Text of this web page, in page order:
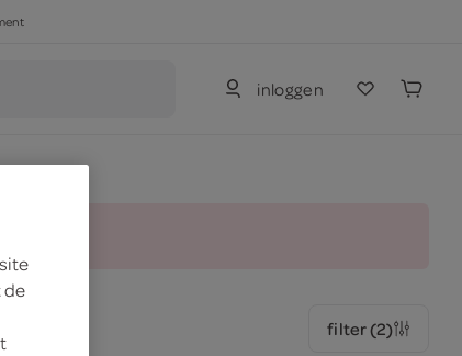
inloggen
filter (2)
de